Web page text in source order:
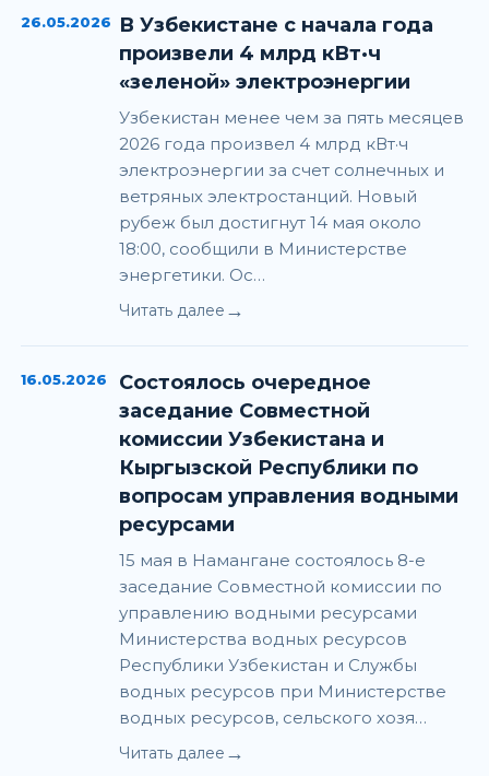
26.05.2026
В Узбекистане с начала года
произвели 4 млрд кВт·ч
«зеленой» электроэнергии
Узбекистан менее чем за пять месяцев
2026 года произвел 4 млрд кВт·ч
электроэнергии за счет солнечных и
ветряных электростанций. Новый
рубеж был достигнут 14 мая около
18:00, сообщили в Министерстве
энергетики. Ос…
Читать далее →
16.05.2026
Состоялось очередное
заседание Совместной
комиссии Узбекистана и
Кыргызской Республики по
вопросам управления водными
ресурсами
15 мая в Намангане состоялось 8-е
заседание Совместной комиссии по
управлению водными ресурсами
Министерства водных ресурсов
Республики Узбекистан и Службы
водных ресурсов при Министерстве
водных ресурсов, сельского хозя…
Читать далее →